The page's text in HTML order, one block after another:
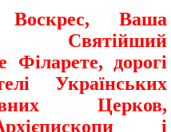
Воскрес, Ваша
Святійший
Філарете, дорогі
Українських
Церков,
і